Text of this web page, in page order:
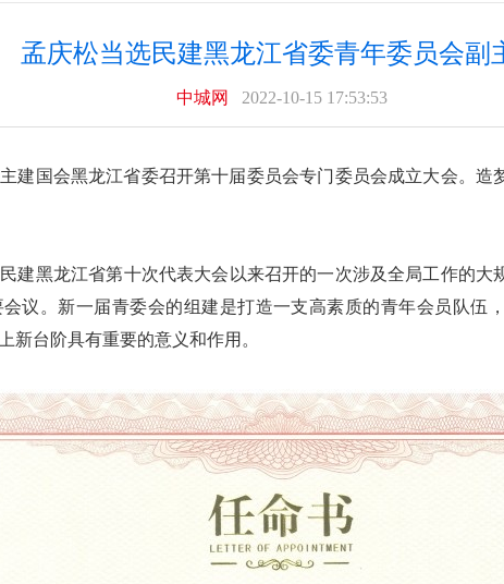
孟庆松当选民建黑龙江省委青年委员会副
中城网 2022-10-15 17:53:53
建国会黑龙江省委召开第十届委员会专门委员会成立大会。
建黑龙江省第十次代表大会以来召开的一次涉及全局工作的大
议。新一届青委会的组建是打造一支高素质的青年会员队伍
新台阶具有重要的意义和作用。